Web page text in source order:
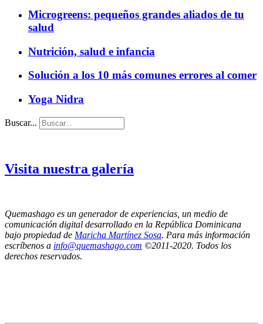
Microgreens: pequeños grandes aliados de tu
salud
Nutrición, salud e infancia
Solución a los 10 más comunes errores al comer
Yoga Nidra
Buscar...
Visita nuestra galería
Quemashago es un generador de experiencias, un medio de
comunicación digital desarrollado en la República Dominicana
bajo propiedad de Maricha Martínez Sosa. Para más información
escríbenos a info@quemashago.com ©2011-2020. Todos los
derechos reservados.